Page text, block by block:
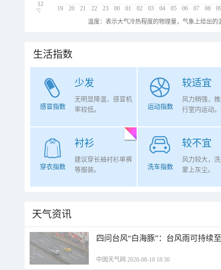
19 20 21 22 23 00 01 02 03 04 05 06 07 08
12
℃
温度：表示大气冷热程度的物理量，气象上给出
生活指数
少发
感冒指数
无明显降温，感冒机
率较低。
较适宜
运动指数
风力稍强，
行室内运动。
衬衫
穿衣指数
建议穿长袖衬衫单裤
等服装。
较不宜
洗车指数
风力较大，
蒙上灰尘。
天气资讯
四问台风“白海豚”：台风雨可持续
中国天气网 2026-08-10 18:30